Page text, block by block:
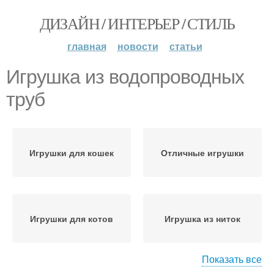
ДИЗАЙН / ИНТЕРЬЕР / СТИЛЬ
главная новости статьи
Игрушка из водопроводных
труб
Игрушки для кошек Отличные игрушки
Игрушки для котов Игрушка из ниток
Показать все